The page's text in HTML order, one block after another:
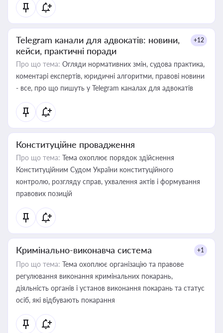
Telegram канали для адвокатів: новини,
кейси, практичні поради
+12
Про що тема: Огляди нормативних змін, судова практика,
коментарі експертів, юридичні алгоритми, правові новини
- все, про що пишуть у Telegram каналах для адвокатів
Конституційне провадження
Про що тема: Тема охоплює порядок здійснення
Конституційним Судом України конституційного
контролю, розгляду справ, ухвалення актів і формування
правових позицій
Кримінально-виконавча система +1
Про що тема: Тема охоплює організацію та правове
регулювання виконання кримінальних покарань,
діяльність органів і установ виконання покарань та статус
осіб, які відбувають покарання